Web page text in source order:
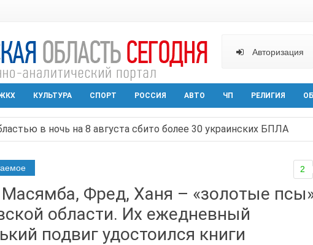
Авторизация
КУЛЬТУРА СПОРТ РОССИЯ АВТО ЧП РЕЛИГИЯ
политика на Дону стала «прозрачной и понятной»
Таганрога открылась выставка посткроссинга
подозреваемый в ночном поджоге — сгорела АЗС и около двух
Масямба, Фред, Ханя – «золотые
области. Их ежедневный
подвиг удостоился книги
2